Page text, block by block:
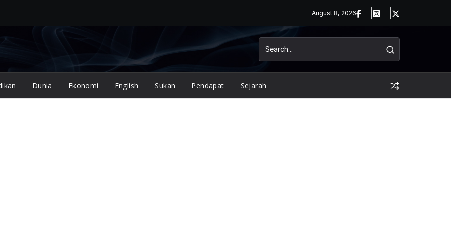
August 8, 2026
Dunia Ekonomi English Sukan Pendapat Sejarah